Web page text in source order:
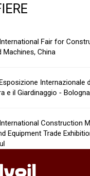
Fair for
Machines, China
Internazionale
e il Giardinaggio -
Construction
Equipment Trade